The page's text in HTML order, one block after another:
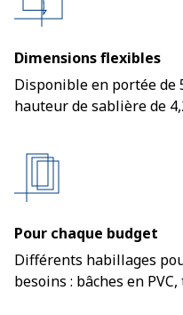
Dimensions flexibles
Disponible en portée
hauteur de sablière de
Pour chaque budget
Différents habillages
besoins : bâches en